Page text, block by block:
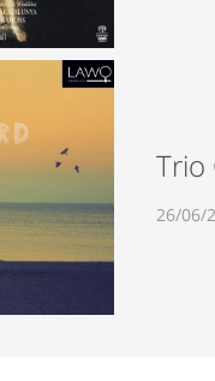
Trio
26/06/